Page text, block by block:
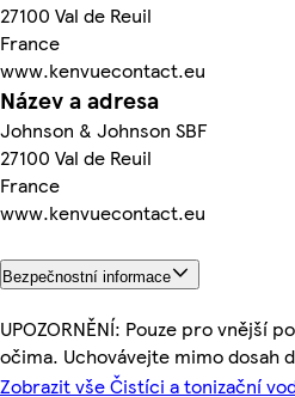
27100 Val de Reuil
France
www.kenvuecontact.eu
Název a adresa
Johnson & Johnson SBF
27100 Val de Reuil
France
www.kenvuecontact.eu
Bezpečnostní informace
UPOZORNĚNÍ: Pouze pro vnější
očima. Uchovávejte mimo dosah
Zobrazit vše Čistíci a tonizační